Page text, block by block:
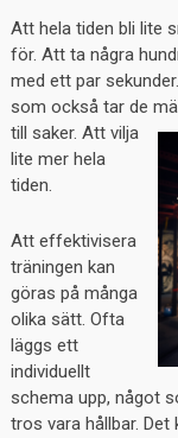
Att hela tiden bli lite
för. Att ta några
med ett par
som också tar de
till saker. Att vilja
lite mer hela
tiden.
Att effektivisera
träningen kan
göras på många
olika sätt. Ofta
läggs ett
individuellt
schema upp, något
tros vara hållbar.